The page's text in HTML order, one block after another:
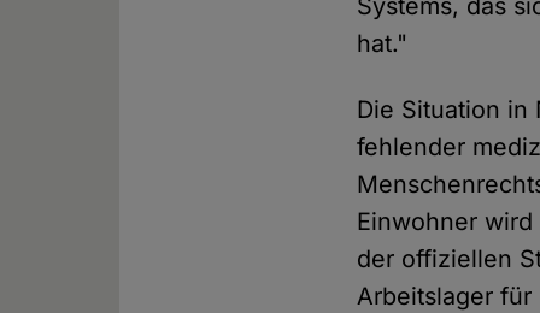
Systems, das
hat."
Die Situation in
fehlender
Einwohner
der offiziellen
Arbeitslager